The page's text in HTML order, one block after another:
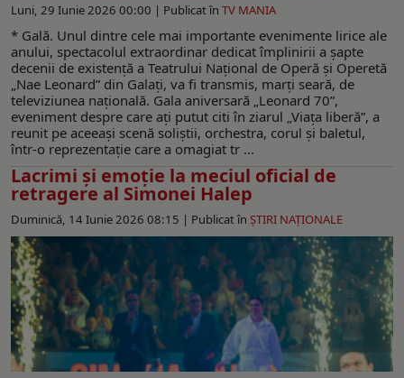
Luni, 29 Iunie 2026 00:00 | Publicat în TV MANIA
* Gală. Unul dintre cele mai importante evenimente lirice ale
anului, spectacolul extraordinar dedicat împlinirii a șapte
decenii de existență a Teatrului Național de Operă și Operetă
„Nae Leonard” din Galați, va fi transmis, marți seară, de
televiziunea națională. Gala aniversară „Leonard 70”,
eveniment despre care ați putut citi în ziarul „Viața liberă”, a
reunit pe aceeași scenă soliștii, orchestra, corul și baletul,
într-o reprezentație care a omagiat tr ...
Lacrimi şi emoţie la meciul oficial de
retragere al Simonei Halep
Duminică, 14 Iunie 2026 08:15 | Publicat în ŞTIRI NAŢIONALE